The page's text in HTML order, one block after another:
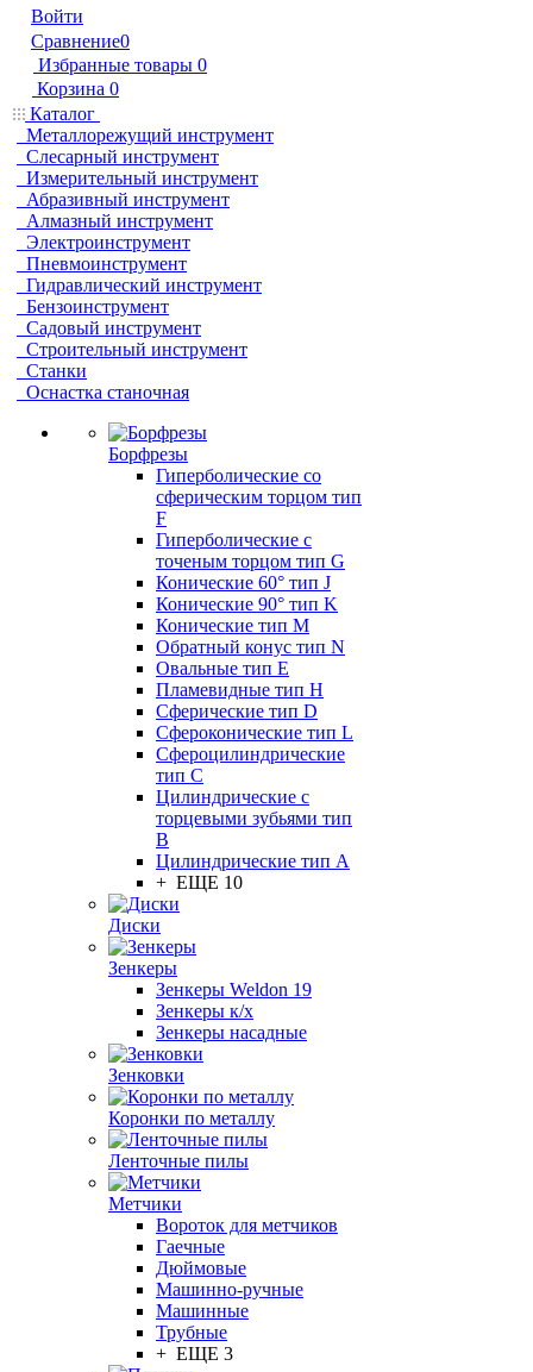
Войти
Сравнение0
Избранные товары 0
Корзина 0
Каталог
Металлорежущий инструмент
Слесарный инструмент
Измерительный инструмент
Абразивный инструмент
Алмазный инструмент
Электроинструмент
Пневмоинструмент
Гидравлический инструмент
Бензоинструмент
Садовый инструмент
Строительный инструмент
Станки
Оснастка станочная
Борфрезы
Гиперболические cо
сферическим торцом тип
F
Гиперболические с
точеным торцом тип G
Конические 60° тип J
Конические 90° тип K
Конические тип M
Обратный конус тип N
Овальные тип E
Пламевидные тип H
Сферические тип D
Сфероконические тип L
Сфероцилиндрические
тип C
Цилиндрические с
торцевыми зубьями тип
B
Цилиндрические тип А
+ ЕЩЕ 10
Диски
Зенкеры
Зенкеры Weldon 19
Зенкеры к/х
Зенкеры насадные
Зенковки
Коронки по металлу
Ленточные пилы
Метчики
Вороток для метчиков
Гаечные
Дюймовые
Машинно-ручные
Машинные
Трубные
+ ЕЩЕ 3